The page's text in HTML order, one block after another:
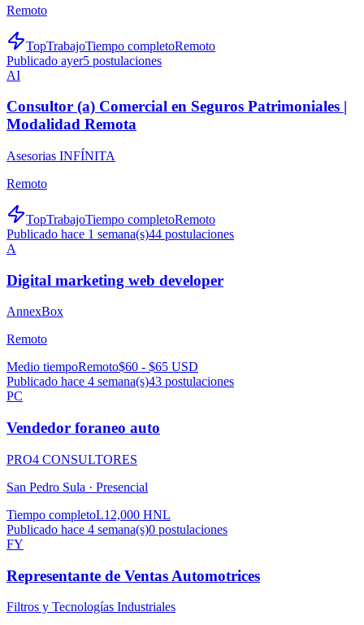
Remoto
TopTrabajoTiempo completoRemoto
Publicado ayer5 postulaciones
AI
Consultor (a) Comercial en Seguros Patrimoniales |
Modalidad Remota
Asesorias INFÍNITA
Remoto
TopTrabajoTiempo completoRemoto
Publicado hace 1 semana(s)44 postulaciones
A
Digital marketing web developer
AnnexBox
Remoto
Medio tiempoRemoto$60 - $65 USD
Publicado hace 4 semana(s)43 postulaciones
PC
Vendedor foraneo auto
PRO4 CONSULTORES
San Pedro Sula · Presencial
Tiempo completoL12,000 HNL
Publicado hace 4 semana(s)0 postulaciones
FY
Representante de Ventas Automotrices
Filtros y Tecnologías Industriales